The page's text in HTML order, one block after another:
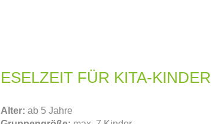
ESELZEIT FÜR KITA-KINDER
Alter: ab 5 Jahre